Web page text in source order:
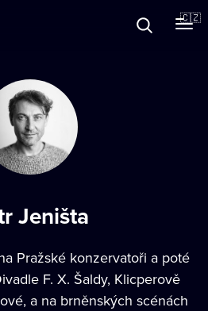
🇨🇿
Jeništa
Pražské konzervatoři a poté
F. X. Šaldy, Klicperově
a na brněnských scénách